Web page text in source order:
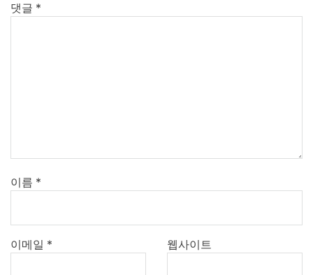
댓글 *
이름 *
이메일 * 웹사이트